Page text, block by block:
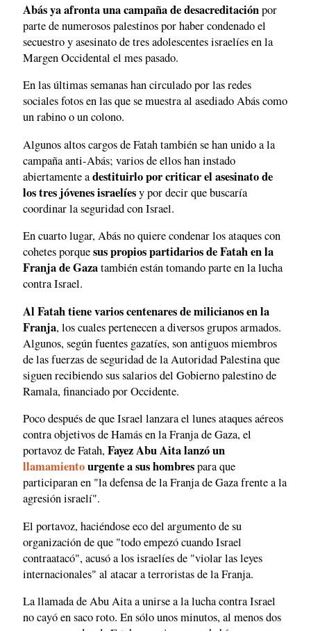
Abás ya afronta una campaña de desacreditaciónpor
parte de numerosos palestinos por haber condenado el
secuestro y asesinato de tres adolescentes israelíes en la
Margen Occidental el mes pasado.
En las últimas semanas han circulado por las redes
sociales fotos en las que se muestra al asediado Abás como
un rabino o un colono.
Algunos altos cargos de Fatah también se han unido a la
campaña anti-Abás; varios de ellos han instado
abiertamente adestituirlo por criticar el asesinato de
los tres jóvenes israelíesy por decir que buscaría
coordinar la seguridad con Israel.
En cuarto lugar, Abás no quiere condenar los ataques con
cohetes porquesus propios partidarios de Fatah en la
Franja de Gazatambién están tomando parte en la lucha
contra Israel.
Al Fatah tiene varios centenares de milicianos en la
Franja, los cuales pertenecen a diversos grupos armados.
Algunos, según fuentes gazatíes, son antiguos miembros
de las fuerzas de seguridad de la Autoridad Palestina que
siguen recibiendo sus salarios del Gobierno palestino de
Ramala, financiado por Occidente.
Poco después de que Israel lanzara el lunes ataques aéreos
contra objetivos de Hamás en la Franja de Gaza, el
portavoz de Fatah,Fayez Abu Aita lanzó un
llamamientourgente a sus hombrespara que
participaran en "la defensa de la Franja de Gaza frente a la
agresión israelí".
El portavoz, haciéndose eco del argumento de su
organización de que "todo empezó cuando Israel
contraatacó", acusó a los israelíes de "violar las leyes
internacionales" al atacar a terroristas de la Franja.
La llamada de Abu Aita a unirse a la lucha contra Israel
no cayó en saco roto. En sólo unos minutos, al menos dos